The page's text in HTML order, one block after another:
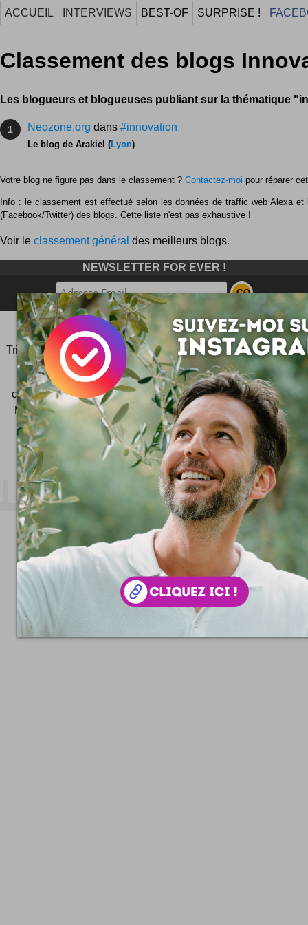
ACCUEIL INTERVIEWS BEST-OF SURPRISE !
Classement des blogs
Les blogueurs et blogueuses publiant sur la thématique
1 Neozone.org dans #innovation
Le blog de Arakiel (Lyon)
Votre blog ne figure pas dans le classement ? Contactez-moi pour réparer
Info : le classement est effectué selon les données de traffic web Alexa et
(Facebook/Twitter) des blogs. Cette liste n'est pas exhaustive !
Voir le classement général des meilleurs blogs.
NEWSLETTER FOR EVER !
©2006- 2025 JeudiPhoto.net leblog lifestyledeSimon
Tripnaux
Content Manager, créateur du hashtag #JeudiPhoto
et ambassadeur#CotedAzurFrance
créateur deWekideaex Consultant SEO à Nice - Cannes -
Monaco - Photographe - Responsable Com' #COMTERR
Beaulieu-sur-Mer - 06 32 64 61 33